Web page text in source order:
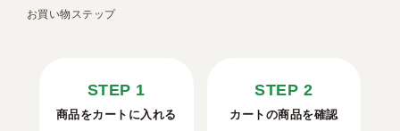
お買い物ステップ
STEP 1
商品をカートに入れる
STEP 2
カートの商品を確認